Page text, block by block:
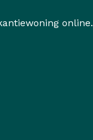
online.